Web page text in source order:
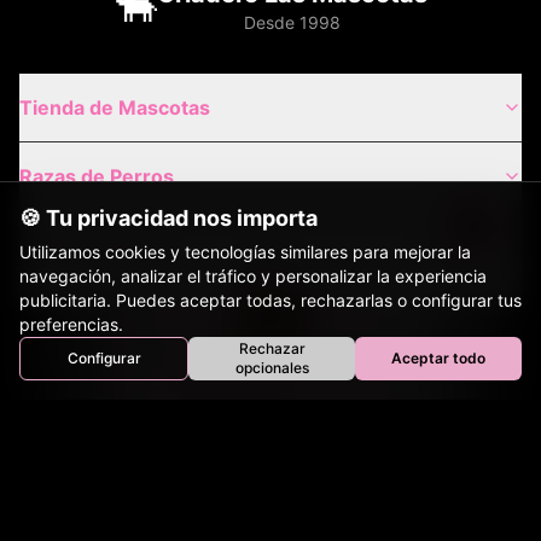
Inicio Perros Tienda Bovinos Aves
Desde 1998
Tienda de Mascotas
Razas de Perros
Gatos de Raza
Envíos Nacionales
Envíos Internacionales
🍪 Tu privacidad nos importa
Utilizamos cookies y tecnologías similares para mejorar la
navegación, analizar el tráfico y personalizar la experiencia
publicitaria. Puedes aceptar todas, rechazarlas o configurar tus
preferencias.
Configurar
Rechazar
opcionales
Aceptar todo